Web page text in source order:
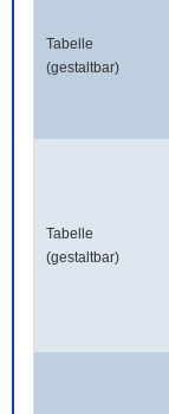
Tabelle
(gestaltbar)
Tabelle
(gestaltbar)